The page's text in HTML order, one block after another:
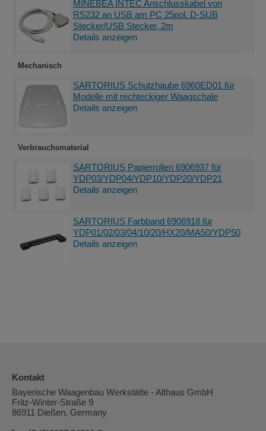
MINEBEA INTEC Anschlusskabel von
RS232 an USB am PC 25pol. D-SUB
Stecker/USB Stecker, 2m
Details anzeigen
Mechanisch
SARTORIUS Schutzhaube 6960ED01 für
Modelle mit rechteckiger Waagschale
Details anzeigen
Verbrauchsmaterial
SARTORIUS Papierrollen 6906937 für
YDP03/YDP04/YDP10/YDP20/YDP21
Details anzeigen
SARTORIUS Farbband 6906918 für
YDP01/02/03/04/10/20/HX20/MA50/YDP50
Details anzeigen
Kontakt
Bayerische Waagenbau Werkstätte - Althaus GmbH
Fritz-Winter-Straße 9
86911 Dießen, Germany